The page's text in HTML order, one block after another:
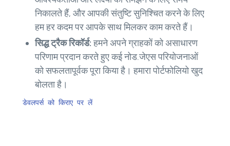
निकालते हैं, और आपकी संतुष्टि सुनिश्चित करने के लिए
हम हर कदम पर आपके साथ मिलकर काम करते हैं।
सिद्ध ट्रैक रिकॉर्ड:हमने अपने ग्राहकों को असाधारण
परिणाम प्रदान करते हुए कई नोड.जेएस परियोजनाओं
को सफलतापूर्वक पूरा किया है। हमारा पोर्टफोलियो खुद
बोलता है।
डेवलपर्स को किराए पर लें